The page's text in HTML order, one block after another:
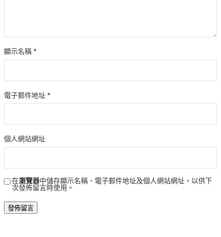
顯示名稱 *
電子郵件地址 *
個人網站網址
在瀏覽器中儲存顯示名稱、電子郵件地址及個人網站網址，以供下
次發佈留言時使用。